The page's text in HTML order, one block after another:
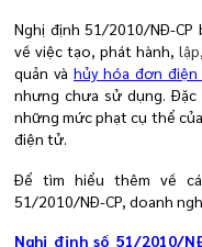
Nghị định 51/2010/NĐ-CP
về việc tạo, phát hành, lập,
quản và hủy hóa đơn
nhưng chưa sử dụng.
những mức phạt cụ thể
điện tử.
Để tìm hiểu thêm về
51/2010/NĐ-CP, doanh
Nghị định số 51/2010/